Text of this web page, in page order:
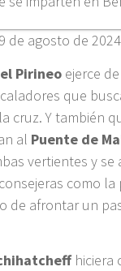
de agosto de 2024
Pirineo ejerce
que
cruz. Y también
al Puente de
vertientes y
como
de afrontar un
hiciera